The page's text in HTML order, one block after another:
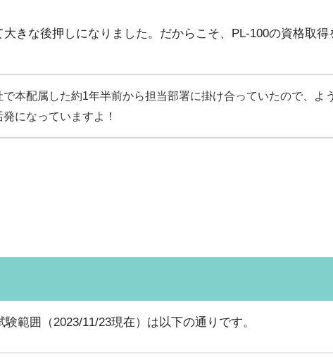
きな後押しになりました。だからこそ、PL-100の資格取得
で本配属した約1年半前から担当部署に掛け合っていたので、
になっていますよ！
範囲（2023/11/23現在）は以下の通りです。